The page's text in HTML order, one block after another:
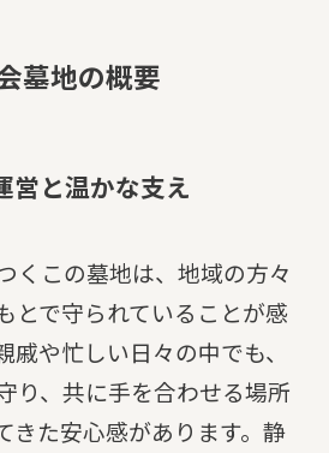
墓地の概要
営と温かな支え
くこの墓地は、地域の方々
とで守られていることが感
戚や忙しい日々の中でも、
り、共に手を合わせる場所
きた安心感があります。静